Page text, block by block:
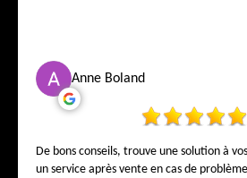
Anne Boland
De bons conseils, trouve une solution à
un service après vente en cas de